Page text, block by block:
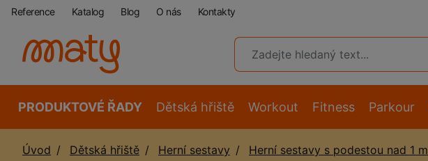
Reference Katalog Blog O nás Kontakty
PRODUKTOVÉ ŘADY Dětská hřiště Workout Fitness Parkour
Úvod Dětská hřiště Herní sestavy Herní sestavy s podestou nad 1 m